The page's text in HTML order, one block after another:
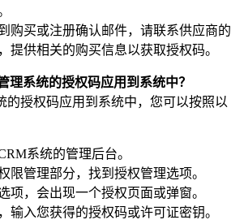
购买或注册确认邮件，请联系供应商的
提供相关的购买信息以获取授权码。
理系统的授权码应用到系统中？
的授权码应用到系统中，您可以按照以
系统的管理后台。
限管理部分，找到授权管理选项。
项，会出现一个授权页面或弹窗。
输入您获得的授权码或许可证密钥。